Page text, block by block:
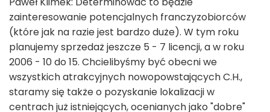
zainteresowanie potencjalnych franczyzobiorców
(które jak na razie jest bardzo duże). W tym roku
planujemy sprzedaż jeszcze 5 - 7 licencji, a w roku
2006 - 10 do 15. Chcielibyśmy być obecni we
wszystkich atrakcyjnych nowopowstających C.H.,
staramy się także o pozyskanie lokalizacji w
centrach już istniejących, ocenianych jako "dobre"